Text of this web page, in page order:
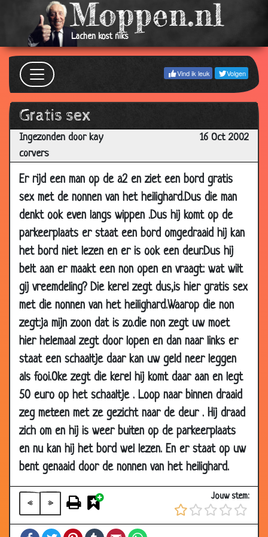
Lachen kost niks
Vind ik leuk Volgen
Gratis sex
Ingezonden door kay
corvers
16 Oct 2002
Er rijd een man op de a2 en ziet een bord gratis
sex met de nonnen van het heilighard.Dus die man
denkt ook even langs wippen .Dus hij komt op de
parkeerplaats er staat een bord omgedraaid hij kan
het bord niet lezen en er is ook een deur.Dus hij
belt aan er maakt een non open en vraagt: wat wilt
gij vreemdeling? Die kerel zegt dus,is hier gratis sex
met die nonnen van het heilighard.Waarop die non
zegt:ja mijn zoon dat is zo.die non zegt uw moet
hier helemaal zegt door lopen en dan naar links er
staat een schaaltje daar kan uw geld neer leggen
als fooi.Oke zegt die kerel hij komt daar aan en legt
50 euro op het schaaltje . Loop naar binnen draaid
zeg meteen met ze gezicht naar de deur . Hij draad
zich om en hij is weer buiten op de parkeerplaats
en nu kan hij het bord wel lezen. En er staat op uw
bent genaaid door de nonnen van het heilighard.
« »
Jouw stem:
FacebookTwitterPinterestTumblrEmail
28 Oct
2002
De treinreis
24 Oct
2002
3.31
23 Oct
2002
Onnozel 2.74
21 Oct
2002
Roodkapje 3.31
20 Oct
2002
Skinhead 3.97
20 Oct
2002
Tea time 3.34
20 Oct
2002
Hoertjes 3.39
2002
20 Oct
2002
Aan het hek in de park 3.82
19 Oct
2002
Het is niet watje denkt 2.78
19 Oct
2002
Denken 3.17
19 Oct
2002
Vagina 3.29
19 Oct
2002
Harig reetvetertje 3.28
18 Oct
2002
Sex is like... 3.52